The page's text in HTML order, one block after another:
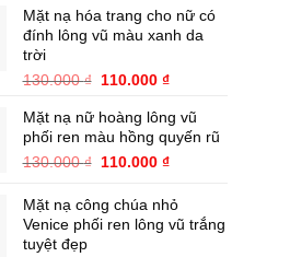
là:
130.000 ₫.
tại
là:
Mặt nạ hóa trang cho nữ có
đính lông vũ màu xanh da
trời
130.000₫ Giá
là:
130.000 ₫.
110.000 ₫Giá
tại
là:
110.000 ₫.
Mặt nạ nữ hoàng lông vũ
phối ren màu hồng quyến rũ
130.000₫ Giá
là:
130.000 ₫.
110.000 ₫Giá
tại
là:
Mặt nạ công chúa nhỏ
Venice phối ren lông vũ trắng
tuyệt đẹp